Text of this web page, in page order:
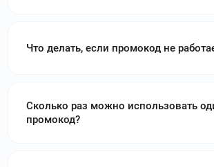
Что делать, если промокод не
Сколько раз можно использовать
промокод?